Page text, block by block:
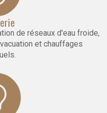
de réseaux d'eau froide,
et chauffages